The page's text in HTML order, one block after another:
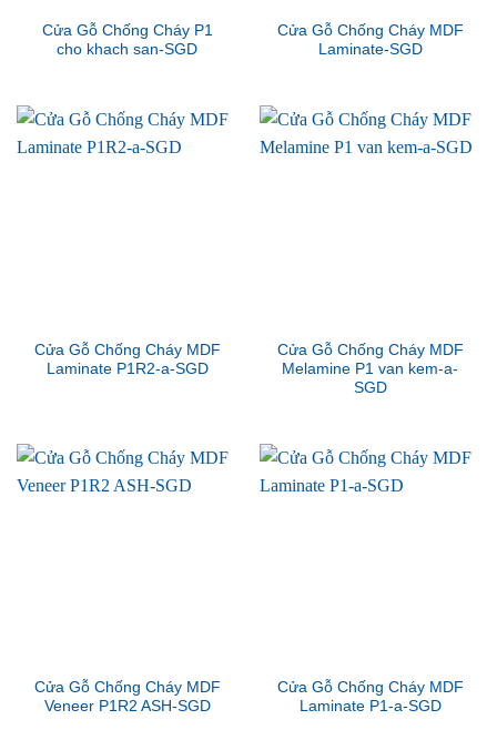
Cửa Gỗ Chống Cháy P1
cho khach san-SGD
Cửa Gỗ Chống Cháy MDF
Laminate-SGD
Cửa Gỗ Chống Cháy MDF
Laminate P1R2-a-SGD
Cửa Gỗ Chống Cháy MDF
Melamine P1 van kem-a-
SGD
Cửa Gỗ Chống Cháy MDF
Veneer P1R2 ASH-SGD
Cửa Gỗ Chống Cháy MDF
Laminate P1-a-SGD